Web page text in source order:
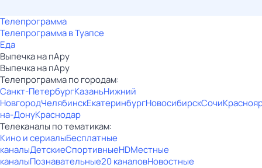
Телепрограмма
Телепрограмма в Туапсе
Еда
Выпечка на пАру
Выпечка на пАру
Телепрограмма по городам:
Санкт-ПетербургКазаньНижний
НовгородЧелябинскЕкатеринбургНовосибирскСочи
на-ДонуКраснодар
Телеканалы по тематикам:
Кино и сериалыБесплатные
каналыДетскиеСпортивныеHDМестные
каналыПознавательные20 каналовНовостные